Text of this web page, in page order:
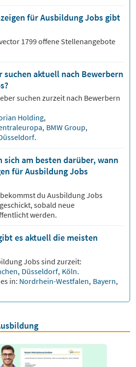
für Ausbildung Jobs gibt
1799offene Stellenangebote
suchen aktuell nach Bewerbern
suchen zurzeit nach Bewerbern
Holding,
, BMW Group,
.
am besten darüber, wann
für Ausbildung Jobs
bekommst du AusbildungJobs
sobald neue
werden.
es aktuell die meisten
Jobs sind zurzeit:
, Düsseldorf, Köln.
in: Nordrhein-Westfalen, Bayern,